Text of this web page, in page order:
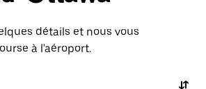
détails et nous vous
à l'aéroport.